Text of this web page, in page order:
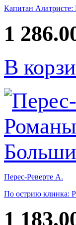
Капитан
1
В
Перес-Реверте А.
По острию клинка:
1